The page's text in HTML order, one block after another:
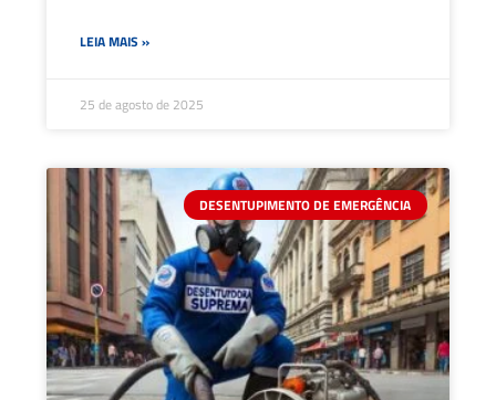
LEIA MAIS »
25 de agosto de 2025
DESENTUPIMENTO DE EMERGÊNCIA